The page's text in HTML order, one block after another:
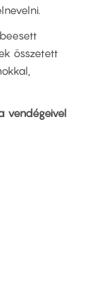
összetett
vendégeivel